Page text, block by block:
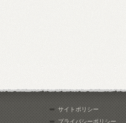
サイトポリシー
プライバシーポリシー